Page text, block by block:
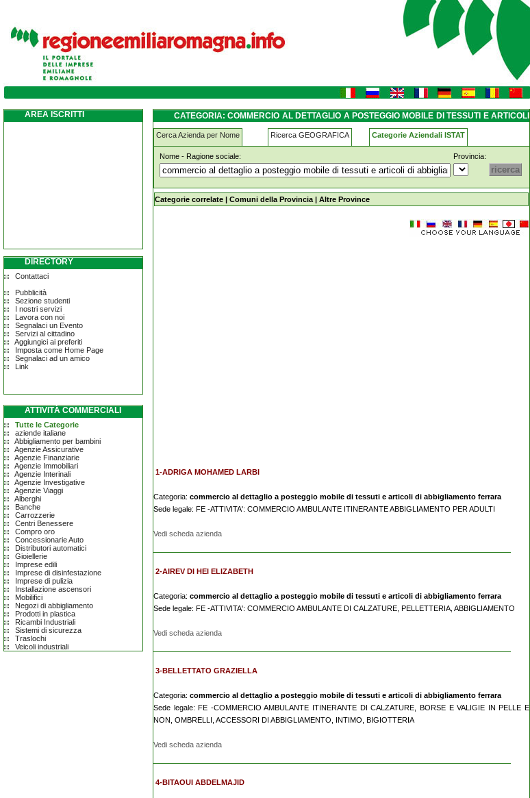
commercio-al-dettaglio-a-posteggio-mobile-di-tessuti-e-articoli-di-
abbigliamento ferrara
AREA ISCRITTI
DIRECTORY
Contattaci
Pubblicità
Sezione studenti
I nostri servizi
Lavora con noi
Segnalaci un Evento
Servizi al cittadino
Aggiungici ai preferiti
Imposta come Home Page
Segnalaci ad un amico
Link
ATTIVITÀ COMMERCIALI
Tutte le Categorie
aziende italiane
Abbigliamento per bambini
Agenzie Assicurative
Agenzie Finanziarie
Agenzie Immobiliari
Agenzie Interinali
Agenzie Investigative
Agenzie Viaggi
Alberghi
Banche
Carrozzerie
Centri Benessere
Compro oro
Concessionarie Auto
Distributori automatici
Gioiellerie
Imprese edili
Imprese di disinfestazione
Imprese di pulizia
Installazione ascensori
Mobilifici
Negozi di abbigliamento
Prodotti in plastica
Ricambi Industriali
Sistemi di sicurezza
Traslochi
Veicoli industriali
CATEGORIA: COMMERCIO AL DETTAGLIO A POSTEGGIO MOBILE DI TESSUTI E ARTICOLI
DI ABBIGLIAMENTO FERRARA
Cerca Azienda per Nome Ricerca GEOGRAFICA Categorie Aziendali ISTAT
Nome - Ragione sociale: Provincia:
commercio-al-dettaglio-a-posteggio-mobile-di-tessuti-e-articoli-di-abbigliamento
ferrara
Categorie correlate | Comuni della Provincia | Altre Province
1-ADRIGA MOHAMED LARBI
Categoria: commercio al dettaglio a posteggio mobile di tessuti e articoli di abbigliamento ferrara
Sede legale: FE -ATTIVITA': COMMERCIO AMBULANTE ITINERANTE ABBIGLIAMENTO PER ADULTI
Vedi scheda azienda
2-AIREV DI HEI ELIZABETH
Categoria: commercio al dettaglio a posteggio mobile di tessuti e articoli di abbigliamento ferrara
Sede legale: FE -ATTIVITA': COMMERCIO AMBULANTE DI CALZATURE, PELLETTERIA, ABBIGLIAMENTO
Vedi scheda azienda
3-BELLETTATO GRAZIELLA
Categoria: commercio al dettaglio a posteggio mobile di tessuti e articoli di abbigliamento ferrara
Sede legale: FE -COMMERCIO AMBULANTE ITINERANTE DI CALZATURE, BORSE E VALIGIE IN PELLE E
NON, OMBRELLI, ACCESSORI DI ABBIGLIAMENTO, INTIMO, BIGIOTTERIA
Vedi scheda azienda
4-BITAOUI ABDELMAJID